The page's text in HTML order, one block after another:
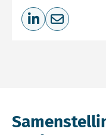
Deel opDeel via